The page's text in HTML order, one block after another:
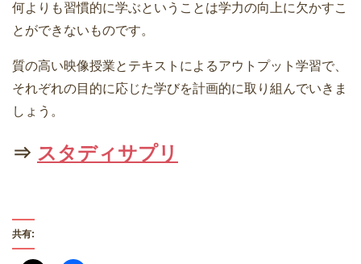
何よりも習慣的に学ぶということは学力の向上に欠かすこ
とができないものです。
質の高い映像授業とテキストによるアウトプット学習で、
それぞれの目的に応じた学びを計画的に取り組んでいきま
しょう。
⇒ スタディサプリ
共有: